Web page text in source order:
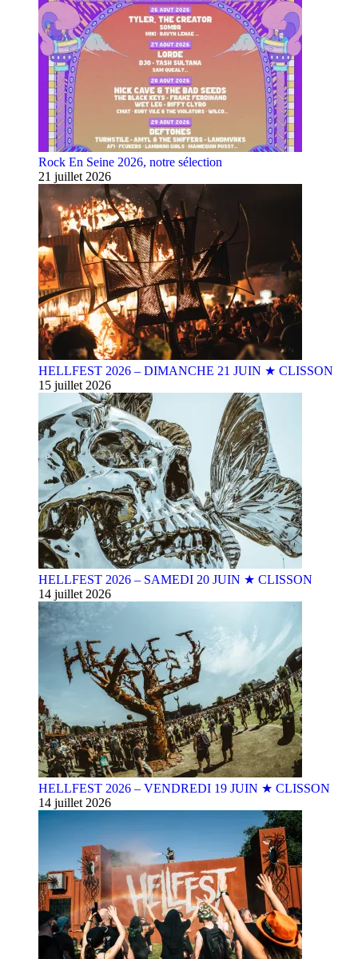
Rock En Seine 2026, notre sélection
21 juillet 2026
HELLFEST 2026 – DIMANCHE 21 JUIN ★ CLISSON
15 juillet 2026
HELLFEST 2026 – SAMEDI 20 JUIN ★ CLISSON
14 juillet 2026
HELLFEST 2026 – VENDREDI 19 JUIN ★ CLISSON
14 juillet 2026